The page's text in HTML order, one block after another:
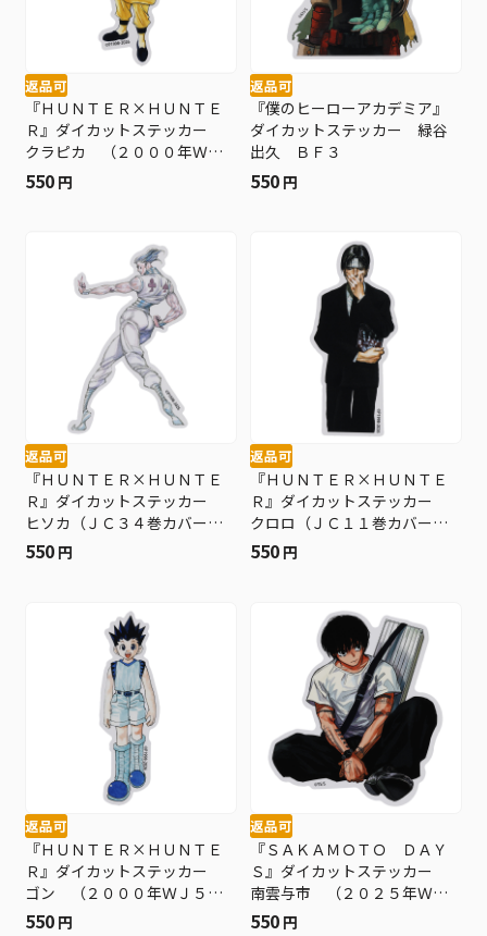
返品可
『ＨＵＮＴＥＲ×ＨＵＮＴＥ
Ｒ』ダイカットステッカー
クラピカ （２０００年ＷＪ
５・６号） ＢＦ３
550 円
返品可
『僕のヒーローアカデミア』
ダイカットステッカー 緑谷
出久 ＢＦ３
550 円
返品可
『ＨＵＮＴＥＲ×ＨＵＮＴＥ
Ｒ』ダイカットステッカー
ヒソカ（ＪＣ３４巻カバーイ
ラスト） ＢＦ３
550 円
返品可
『ＨＵＮＴＥＲ×ＨＵＮＴＥ
Ｒ』ダイカットステッカー
クロロ（ＪＣ１１巻カバーイ
ラスト） ＢＦ３
550 円
返品可
『ＨＵＮＴＥＲ×ＨＵＮＴＥ
Ｒ』ダイカットステッカー
ゴン （２０００年ＷＪ５・
６号） ＢＦ３
550 円
返品可
『ＳＡＫＡＭＯＴＯ ＤＡＹ
Ｓ』ダイカットステッカー
南雲与市 （２０２５年ＷＪ
３９号） ＢＦ３
550 円